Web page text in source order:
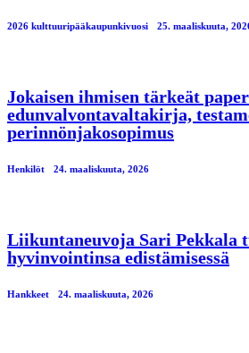
2026 kulttuuripääkaupunkivuosi 25. maaliskuuta,
Jokaisen ihmisen tärkeät
edunvalvontavaltakirja,
perinnönjakosopimus
Henkilöt 24. maaliskuuta, 2026
Liikuntaneuvoja Sari Pekkala
hyvinvointinsa edistämisessä
Hankkeet 24. maaliskuuta, 2026